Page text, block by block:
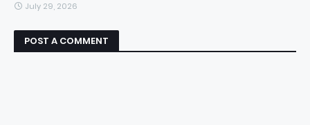
July 29, 2026
POST A COMMENT